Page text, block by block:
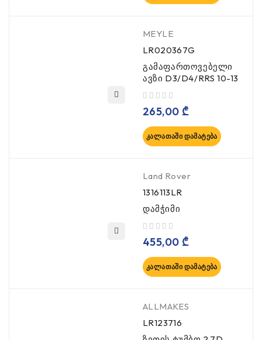
MEYLE
LR020367G
გამაფართოვებელი
ავზი D3/D4/RRS 10-13
265,00 ₾
ᲙᲐᲚᲐᲗᲐᲨᲘ ᲓᲐᲛᲐᲢᲔᲑᲐ
Land Rover
1316113LR
დამჭიმი
455,00 ₾
ᲙᲐᲚᲐᲗᲐᲨᲘ ᲓᲐᲛᲐᲢᲔᲑᲐ
ALLMAKES
LR123716